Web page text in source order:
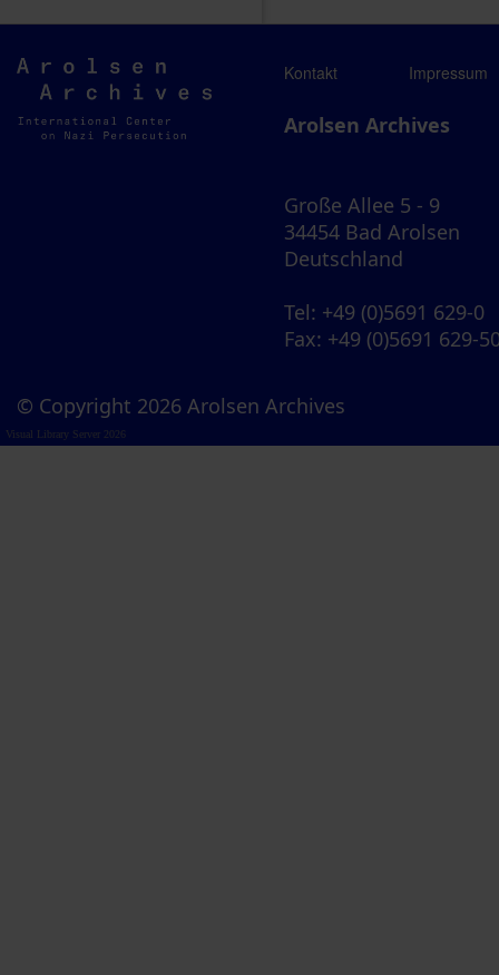
Arolsen
Archives
Kontakt Impressum
Arolsen Archives
Große Allee 5 - 9
34454 Bad Arolsen
Deutschland
Tel: +49 (0)5691 629-0
Fax: +49 (0)5691 629-
© Copyright 2026 Arolsen Archives
Visual Library Server 2026